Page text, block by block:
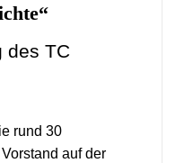
des TC
rund 30
auf der